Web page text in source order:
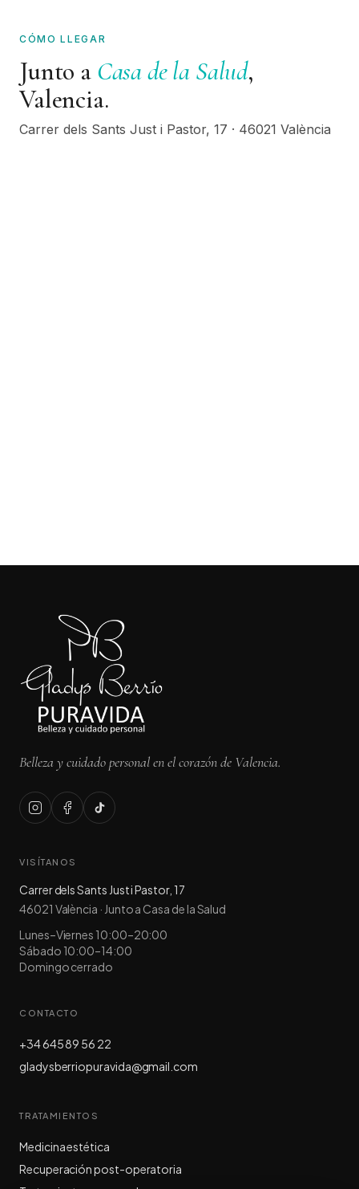
CÓMO LLEGAR
Junto a Casa de la Salud,
Valencia.
Carrer dels Sants Just i Pastor, 17 · 46021 València
Belleza y cuidado personal en el corazón de Valencia.
VISÍTANOS
Carrer dels Sants Just i Pastor, 17
46021 València · Junto a Casa de la Salud
Lunes–Viernes 10:00–20:00
Sábado 10:00–14:00
Domingo cerrado
CONTACTO
+34 645 89 56 22
gladysberriopuravida@gmail.com
TRATAMIENTOS
Medicina estética
Recuperación post-operatoria